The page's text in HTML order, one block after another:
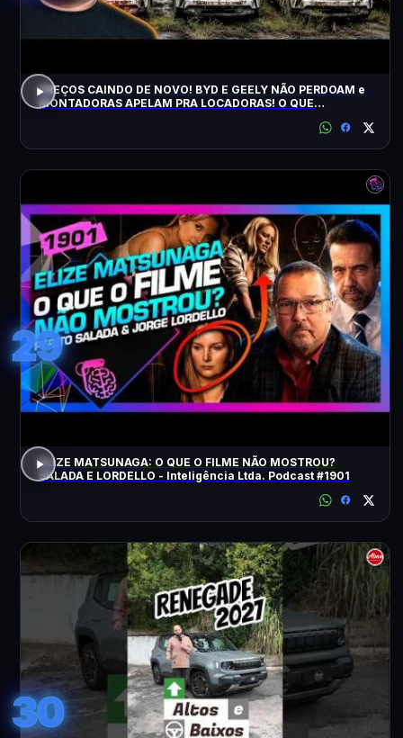
PREÇOS CAINDO DE NOVO! BYD E GEELY NÃO PERDOAM e
MONTADORAS APELAM PRA LOCADORAS! O QUE
29
ELIZE MATSUNAGA: O QUE O FILME NÃO MOSTROU?
SALADA E LORDELLO - Inteligência Ltda. Podcast #1901
30